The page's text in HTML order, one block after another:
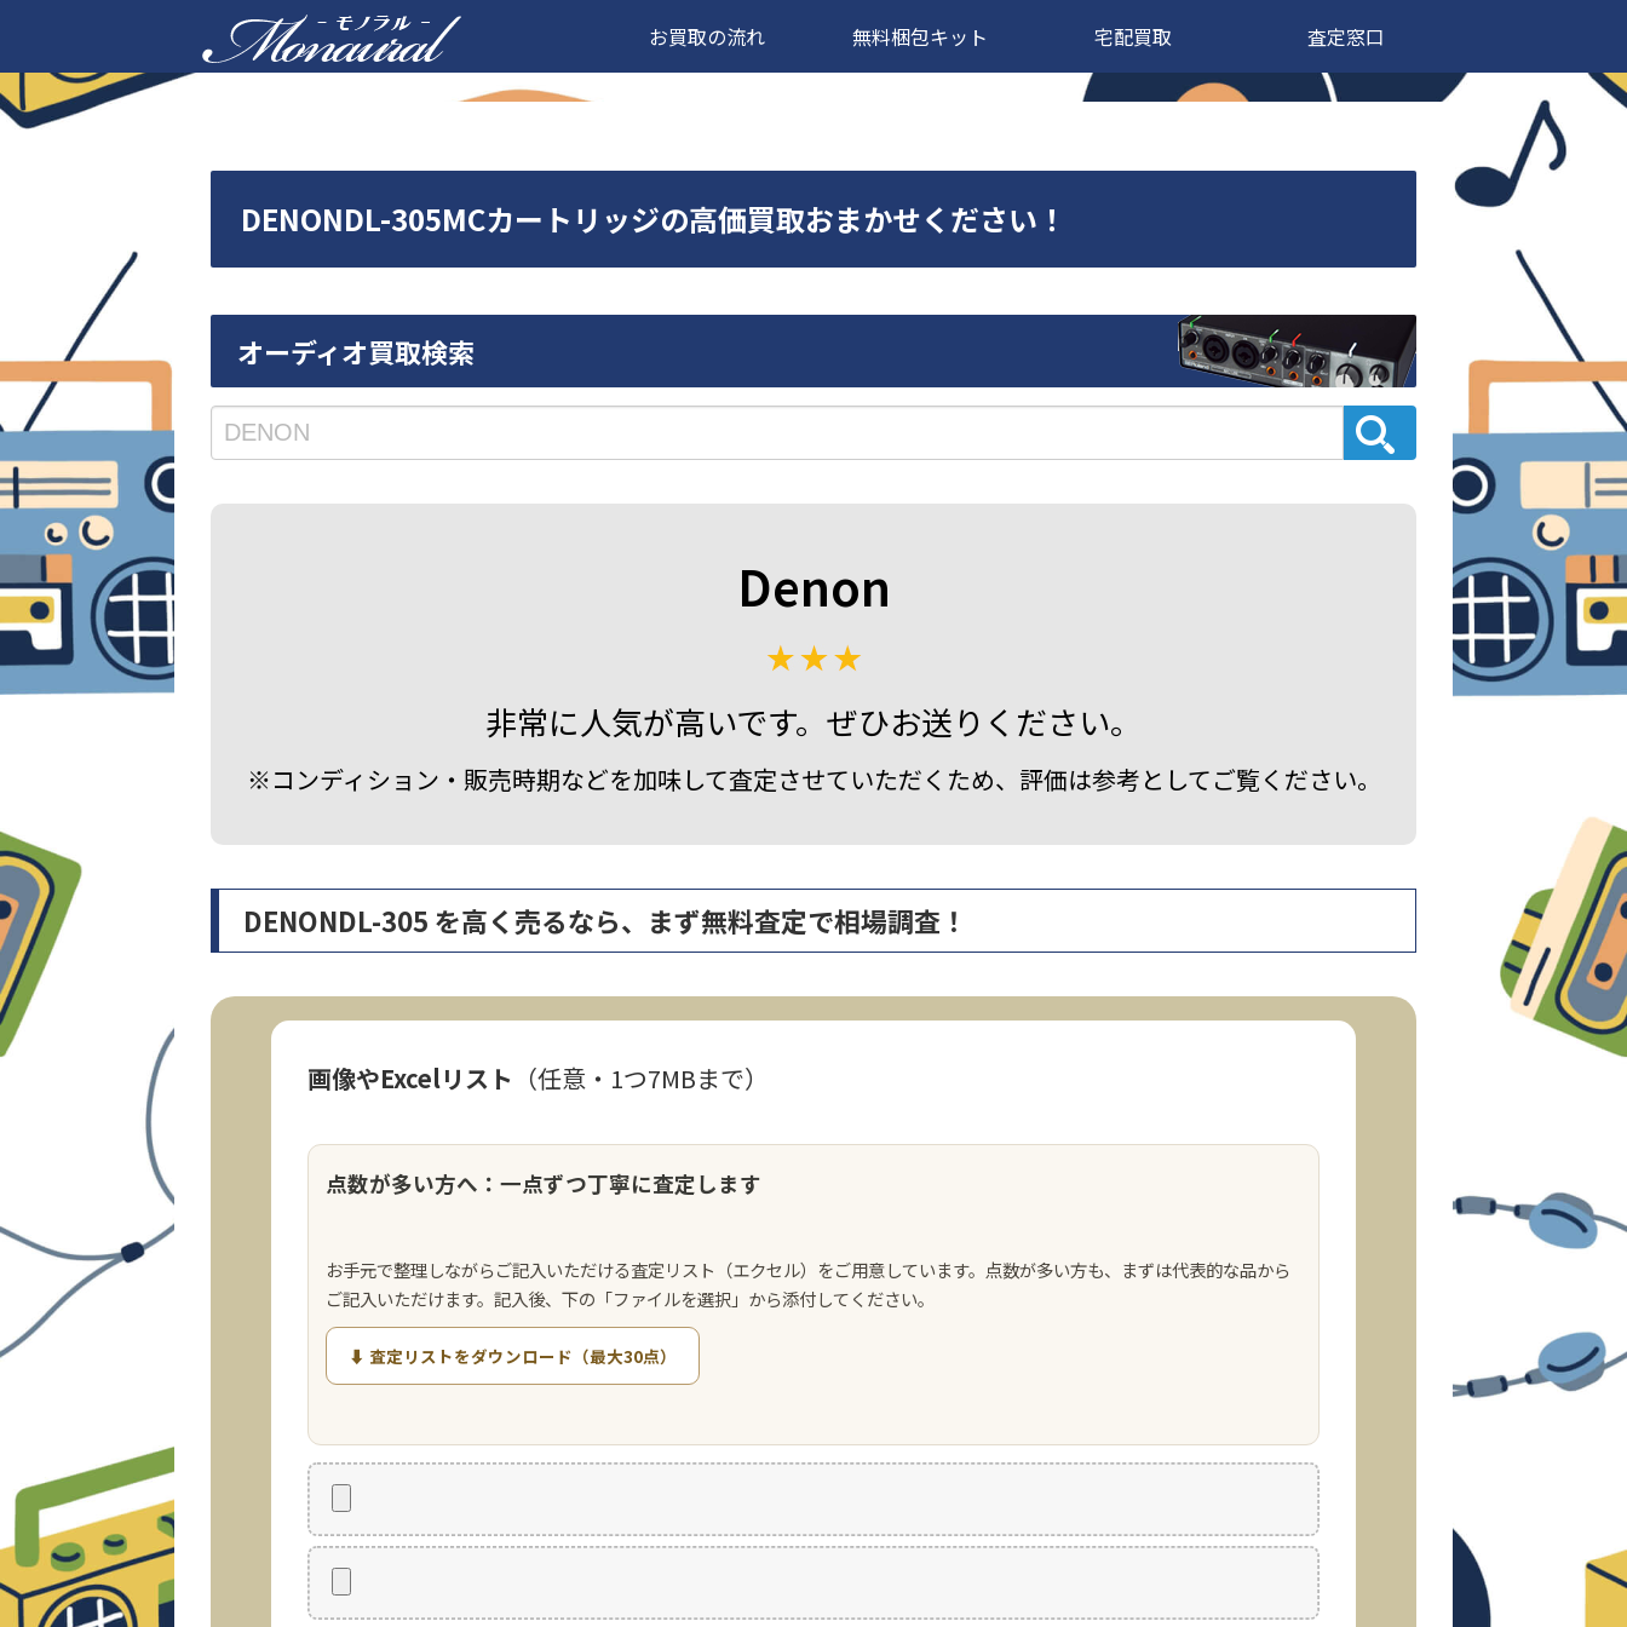
お買取の流れ 無料梱包キット 宅配買取 査定窓口
DENONDL-305MCカートリッジの高価買取おまかせください！
オーディオ買取検索
Denon
非常に人気が高いです。ぜひお送りください。
※コンディション・販売時期などを加味して査定させていただくため、評価は参考としてご覧ください。
DENONDL-305 を高く売るなら、まず無料査定で相場調査！
画像やExcelリスト （任意・1つ7MBまで）
点数が多い方へ：一点ずつ丁寧に査定します
お手元で整理しながらご記入いただける査定リスト（エクセル）をご用意しています。点数が多い方も、まずは代表的な品から
ご記入いただけます。記入後、下の「ファイルを選択」から添付してください。
⬇ 査定リストをダウンロード（最大30点）